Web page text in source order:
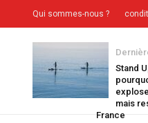
Stand
mais
France
Qui sommes-nous ?